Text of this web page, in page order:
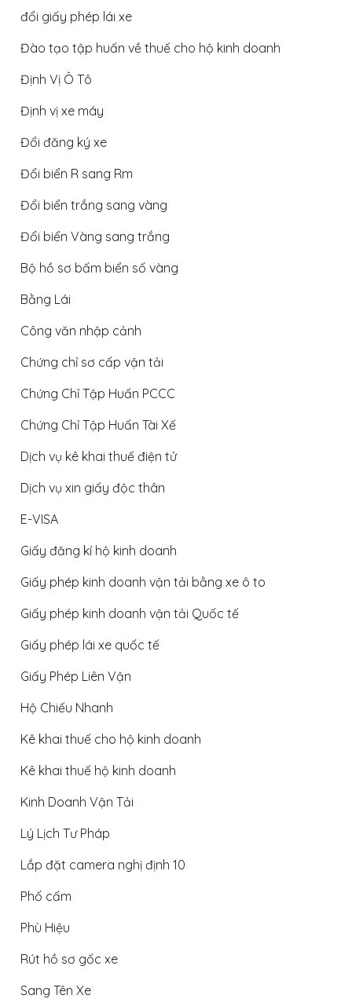
đổi giấy phép lái xe
Đào tạo tập huấn về thuế cho hộ kinh doanh
Định Vị Ô Tô
Định vị xe máy
Đổi đăng ký xe
Đổi biển R sang Rm
Đổi biển trắng sang vàng
Đổi biển Vàng sang trắng
Bộ hồ sơ bấm biển số vàng
Bằng Lái
Công văn nhập cảnh
Chứng chỉ sơ cấp vận tải
Chứng Chỉ Tập Huấn PCCC
Chứng Chỉ Tập Huấn Tài Xế
Dịch vụ kê khai thuế điện tử
Dịch vụ xin giấy độc thân
E-VISA
Giấy đăng kí hộ kinh doanh
Giấy phép kinh doanh vận tải bằng xe ô to
Giấy phép kinh doanh vận tải Quốc tế
Giấy phép lái xe quốc tế
Giấy Phép Liên Vận
Hộ Chiếu Nhanh
Kê khai thuế cho hộ kinh doanh
Kê khai thuế hộ kinh doanh
Kinh Doanh Vận Tải
Lý Lịch Tư Pháp
Lắp đặt camera nghị định 10
Phố cấm
Phù Hiệu
Rút hồ sơ gốc xe
Sang Tên Xe